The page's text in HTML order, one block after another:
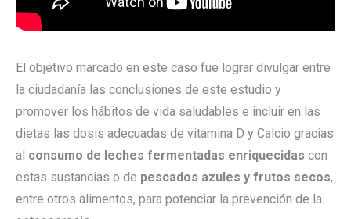
El objetivo marcado en este caso fue lograr divulgar entre
la ciudadanía las conclusiones de este estudio y
promover los hábitos de vida saludables e incluir en las
dietas las dosis adecuadas de vitamina D y Calcio gracias
al consumo de leches fermentadas enriquecidas con
estas sustancias o de pescados azules y frutos secos,
entre otros alimentos, para potenciar la prevención de la